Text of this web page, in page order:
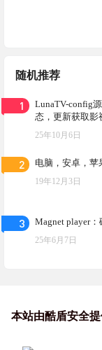
随机推荐
1
LunaTV-config
态，更新获取影
25年10月6日
2 电脑，安卓，苹
19年12月3日
3 Magnet player
25年6月7日
本站由酷盾安全